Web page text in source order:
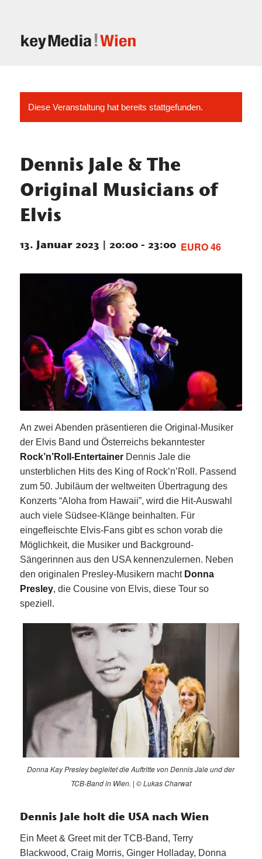
Diese Veranstaltung hat bereits stattgefunden.
Dennis Jale & The
Original Musicians of
Elvis
13. Januar 2023 | 20:00- 23:00 EURO 46
An zwei Abenden präsentieren die Original-Musiker
der Elvis Band und Österreichs bekanntester
Rock’n’Roll-Entertainer Dennis Jale die
unsterblichen Hits des King of Rock’n’Roll. Passend
zum 50. Jubiläum der weltweiten Übertragung des
Konzerts “Aloha from Hawaii”, wird die Hit-Auswahl
auch viele Südsee-Klänge beinhalten. Für
eingefleischte Elvis-Fans gibt es schon vorab die
Möglichkeit, die Musiker und Background-
Sängerinnen aus den USA kennenzulernen. Neben
den originalen Presley-Musikern macht Donna
Presley, die Cousine von Elvis, diese Tour so
speziell.
Donna Kay Presley begleitet die Auftritte von Dennis Jale und der
TCB-Band in Wien. | © Lukas Charwat
Dennis Jale holt die USA nach Wien
Ein Meet & Greet mit der TCB-Band, Terry
Blackwood, Craig Morris, Ginger Holladay, Donna